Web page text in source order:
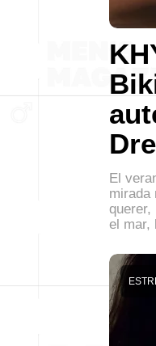
El
mirada
querer,
el